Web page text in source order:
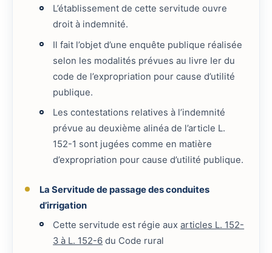
L’établissement de cette servitude ouvre
droit à indemnité.
Il fait l’objet d’une enquête publique réalisée
selon les modalités prévues au livre Ier du
code de l’expropriation pour cause d’utilité
publique.
Les contestations relatives à l’indemnité
prévue au deuxième alinéa de l’article L.
152-1 sont jugées comme en matière
d’expropriation pour cause d’utilité publique.
La Servitude de passage des conduites
d’irrigation
Cette servitude est régie auxarticles L. 152-
3 à L. 152-6 du Code rural